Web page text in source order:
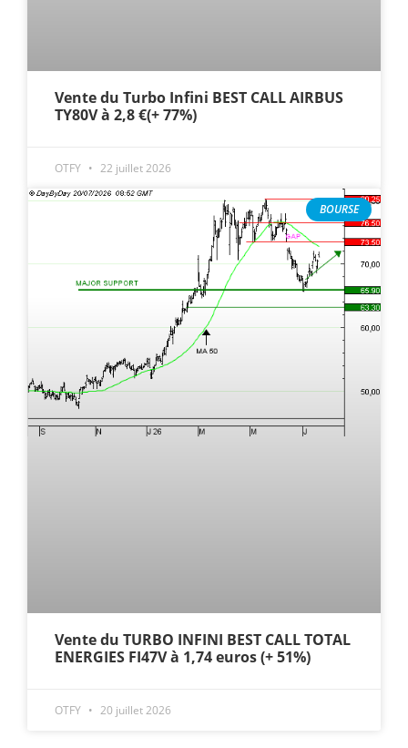
Vente du Turbo Infini BEST CALL AIRBUS
TY80V à 2,8 €(+ 77%)
OTFY 22 juillet 2026
BOURSE
Vente du TURBO INFINI BEST CALL TOTAL
ENERGIES FI47V à 1,74 euros (+ 51%)
OTFY 20 juillet 2026